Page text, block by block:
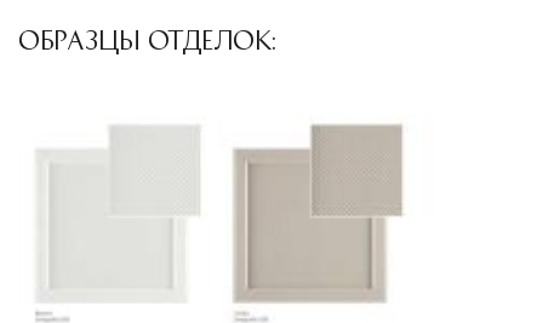
североамериканского сегмента
Условия доставки по Москве и Московской
Для клиентов Москвы и МО предусмотрены
Доставка до адреса— транспортировка
ОБРАЗЦЫ ОТДЕЛОК: